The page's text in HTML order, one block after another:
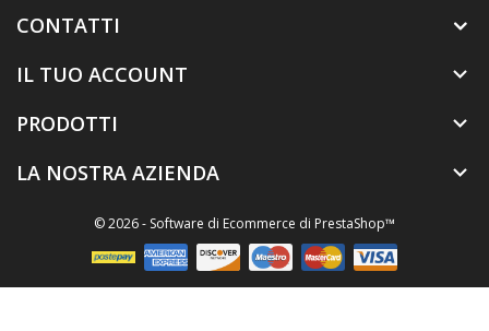
CONTATTI
IL TUO ACCOUNT

PRODOTTI 
LA NOSTRA AZIENDA 
© 2026 - Software di Ecommerce di PrestaShop™